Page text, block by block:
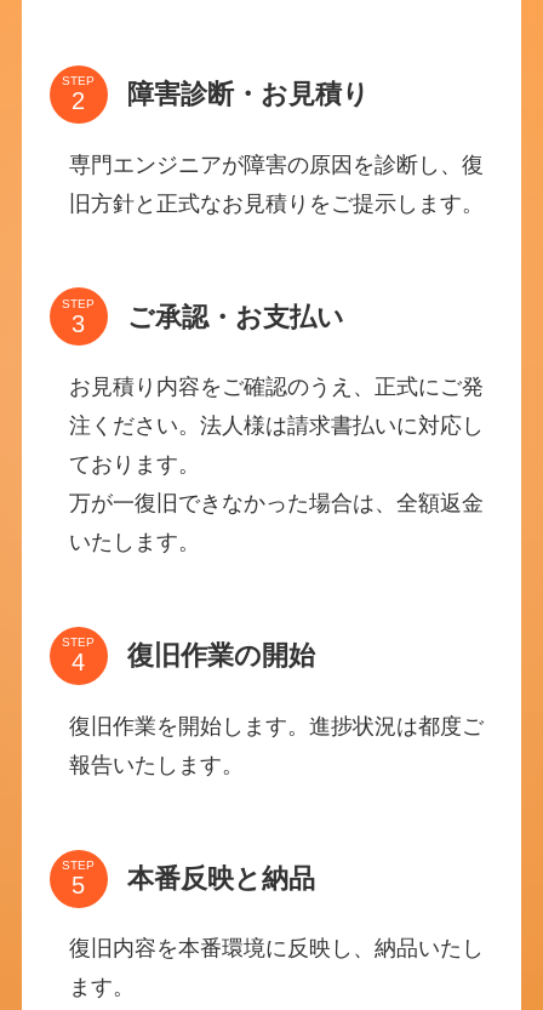
STEP 障害診断・お見積り
専門エンジニアが障害の原因を診断し、復
旧方針と正式なお見積りをご提示します。
STEP ご承認・お支払い
お見積り内容をご確認のうえ、正式にご発
注ください。法人様は請求書払いに対応し
ております。
万が一復旧できなかった場合は、全額返金
いたします。
STEP 復旧作業の開始
復旧作業を開始します。進捗状況は都度ご
報告いたします。
STEP 本番反映と納品
復旧内容を本番環境に反映し、納品いたし
ます。